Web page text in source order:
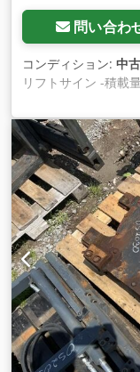
問い合わ
コンディション: 中古
リフトサイン -積載
さ：400mm
図。1500/480/H90